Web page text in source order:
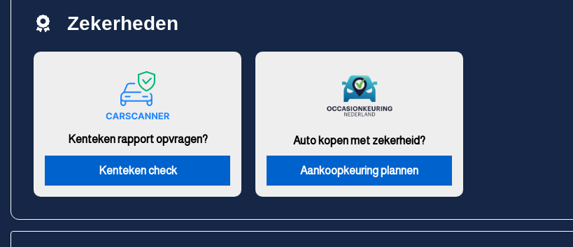
Zekerheden
Kenteken rapport opvragen?
Kenteken check
Auto kopen met zekerheid?
Aankoopkeuring plannen